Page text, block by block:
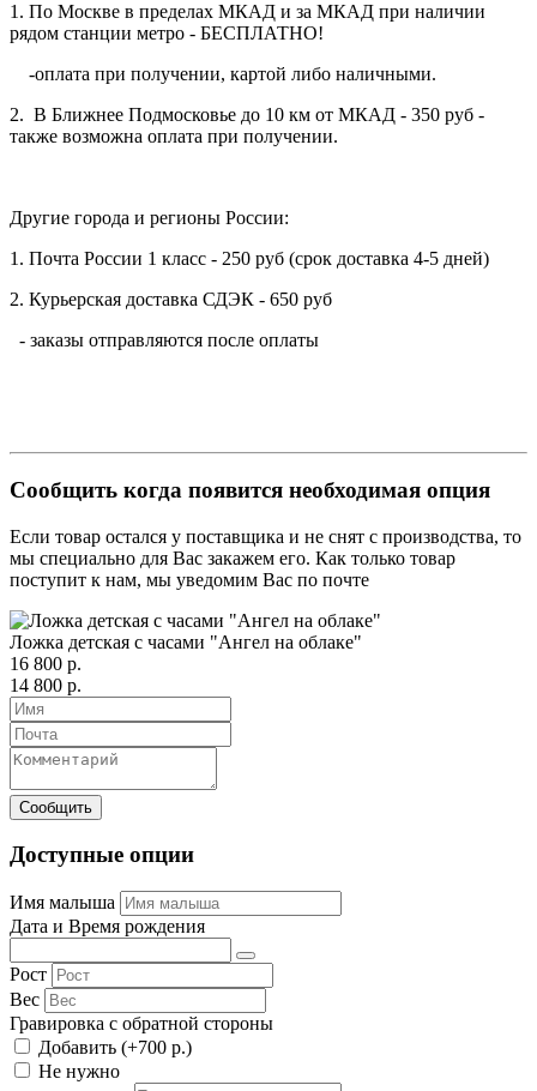
1. По Москве в пределах МКАД и за МКАД при наличии
рядом станции метро - БЕСПЛАТНО!
-оплата при получении, картой либо наличными.
2. В Ближнее Подмосковье до 10 км от МКАД - 350 руб -
также возможна оплата при получении.
Другие города и регионы России:
1. Почта России 1 класс - 250 руб (срок доставка 4-5 дней)
2. Курьерская доставка СДЭК - 650 руб
- заказы отправляются после оплаты
Сообщить когда появится необходимая опция
Если товар остался у поставщика и не снят с производства, то
мы специально для Вас закажем его. Как только товар
поступит к нам, мы уведомим Вас по почте
Ложка детская с часами "Ангел на облаке"
16 800 р.
14 800 р.
Доступные опции
Имя малыша
Дата и Время рождения
Рост
Вес
Гравировка с обратной стороны
Добавить (+700 р.)
Не нужно